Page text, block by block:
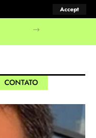
Accept
CONTATO